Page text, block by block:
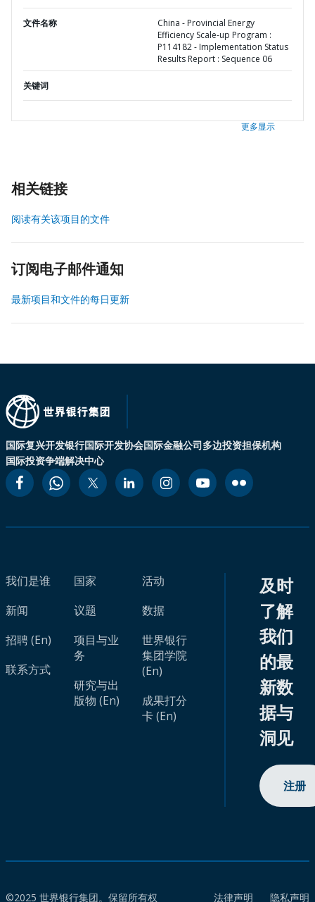
文件名称
China - Provincial Energy
Efficiency Scale-up Program :
P114182 - Implementation Status
Results Report : Sequence 06
关键词
更多显示
相关链接
阅读有关该项目的文件
订阅电子邮件通知
最新项目和文件的每日更新
国际复兴开发银行国际开发协会国际金融公司多边投资担保机构
国际投资争端解决中心
我们是谁
新闻
招聘 (En)
联系方式
国家
议题
项目与业
务
研究与出
版物 (En)
活动
数据
世界银行
集团学院
(En)
成果打分
卡 (En)
及时
了解
我们
的最
新数
据与
洞见
注册
©2025 世界银行集团。保留所有权 法律声明 隐私声明